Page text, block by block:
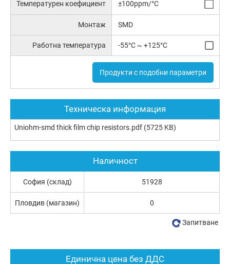
Температурен коефициент ±100ppm/°C
Монтаж SMD
Работна температура -55°C ~ +125°C
Продукти с подобни параметри
Техническа информация
Uniohm-smd thick film chip resistors.pdf (5725 KB)
Единична цена без ДДС
Наличност
София (склад) 51928
Пловдив (магазин) 0
Запитване